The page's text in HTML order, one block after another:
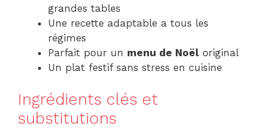
grandes tables
Une recette adaptable a tous les
régimes
Parfait pour un menu de Noël original
Un plat festif sans stress en cuisine
Ingrédients clés et
substitutions